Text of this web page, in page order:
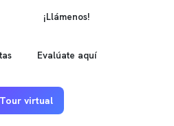
¡Llámenos!
Evalúate aquí
Tour virtual